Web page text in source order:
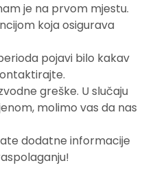
je na prvom mjestu.
koja osigurava
pojavi bilo kakav
greške. U slučaju
molimo vas da nas
dodatne informacije